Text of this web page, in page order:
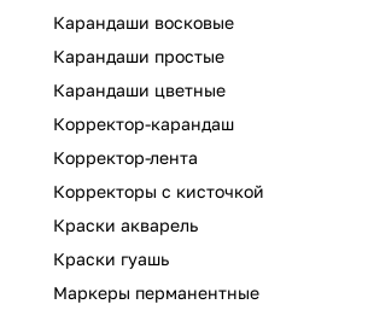
Карандаши восковые
Карандаши простые
Карандаши цветные
Корректор-карандаш
Корректор-лента
Корректоры с кисточкой
Краски акварель
Краски гуашь
Маркеры перманентные